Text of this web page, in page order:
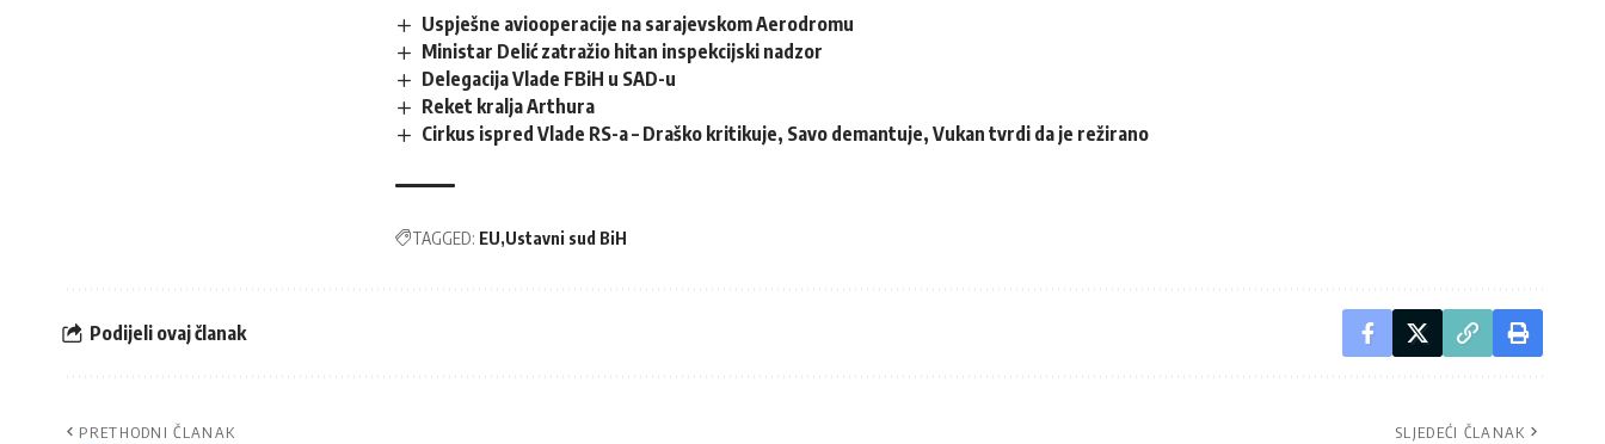
Uspješne aviooperacije na sarajevskom Aerodromu
Ministar Delić zatražio hitan inspekcijski nadzor
Delegacija Vlade FBiH u SAD-u
Reket kralja Arthura
Cirkus ispred Vlade RS-a – Draško kritikuje, Savo demantuje, Vukan tvrdi da je režirano
TAGGED: EU Ustavni sud BiH
Podijeli ovaj članak
PRETHODNI ČLANAK SLJEDEĆI ČLANAK